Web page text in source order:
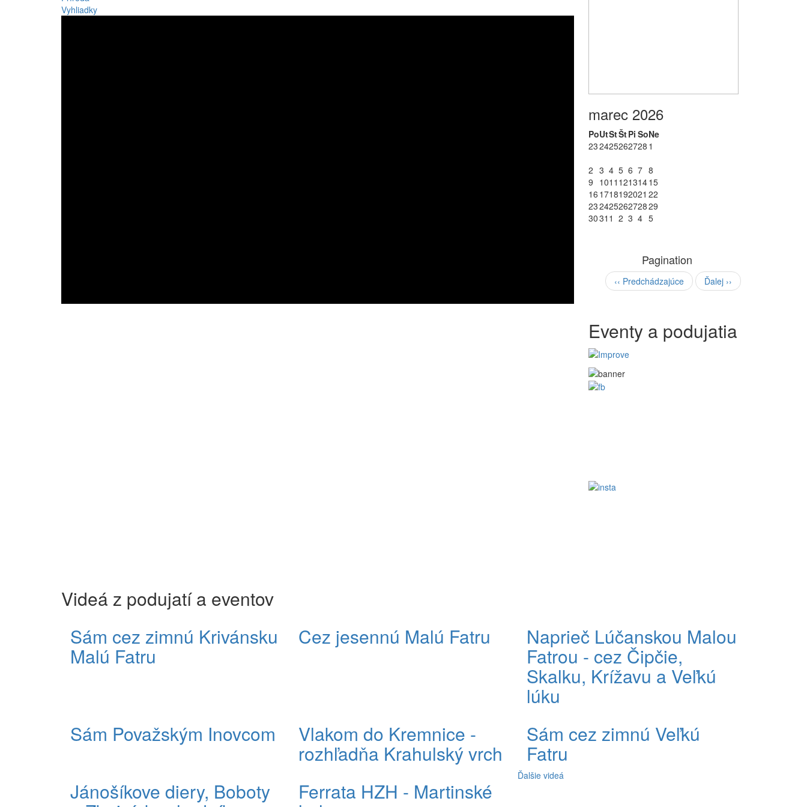
Vyhliadky
marec 2026
PoUtStŠtPi SoNe
232425262728 1
2 3 4 5 6 7 8
9 1011 12131415
16 1718192021 22
23242526272829
3031 1 2 3 4 5
Pagination
‹‹ Predchádzajúce Ďalej ››
Eventy a podujatia
Videá z podujatí a eventov
Sám cez zimnú Krivánsku
Malú Fatru
Cez jesennú Malú Fatru Naprieč Lúčanskou Malou
Fatrou - cez Čipčie,
Skalku, Krížavu a Veľkú
lúku
Sám Považským Inovcom
Vlakom do Kremnice -
rozhľadňa Krahulský vrch
Sám cez zimnú Veľkú
Fatru
Jánošíkove diery, Boboty
Ferrata HZH - Martinské
Ďalšie videá